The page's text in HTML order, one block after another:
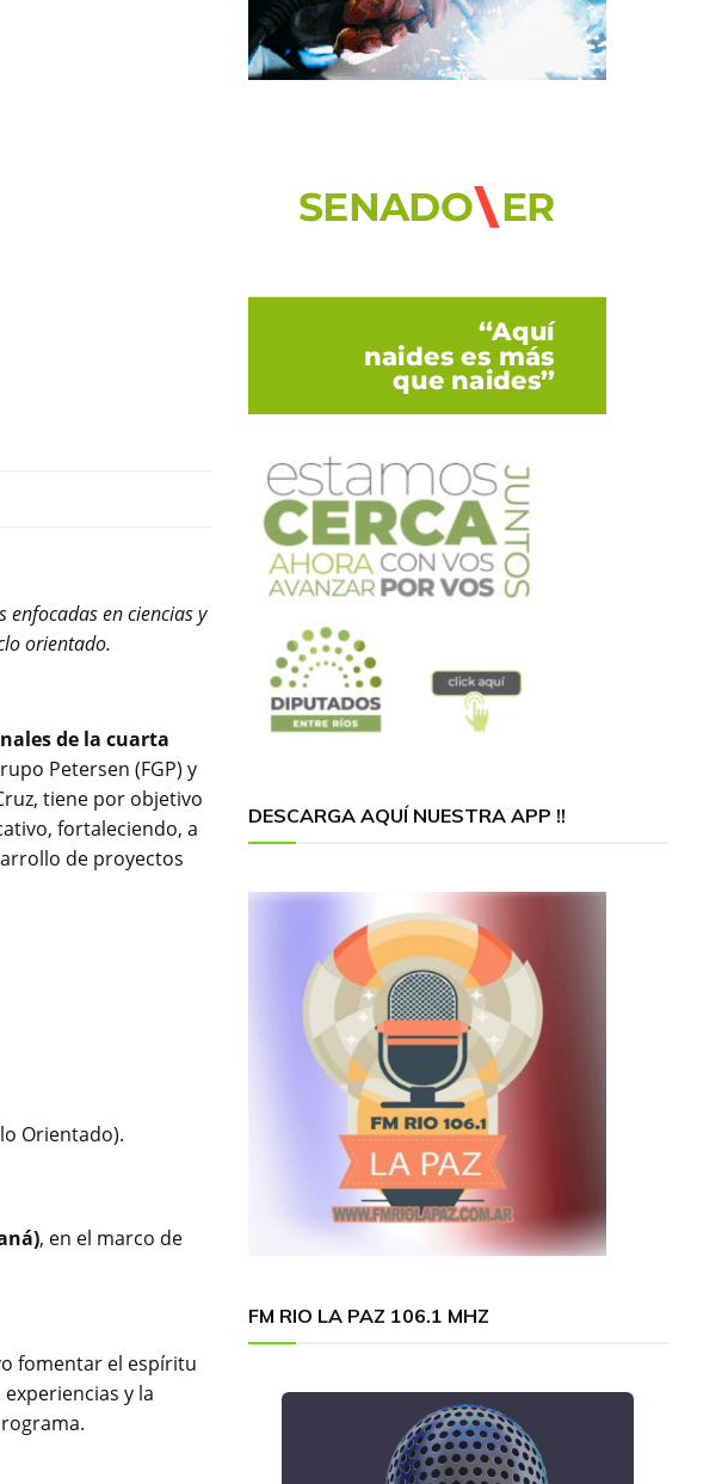
en ciencias y
orientado.
de la cuarta
Petersen (FGP) y
tiene por objetivo
fortaleciendo, a
de proyectos
Orientado).
, en el marco de
fomentar el espíritu
y la
DESCARGA AQUÍ NUESTRA APP !!
FM RIO LA PAZ 106.1 MHZ